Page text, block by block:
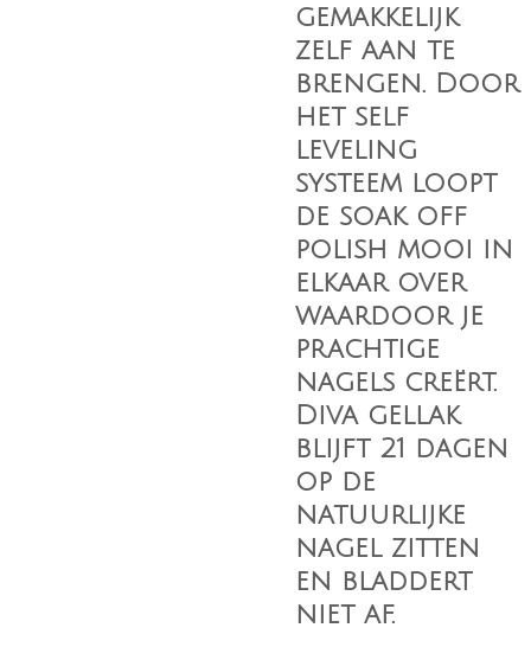
gemakkelijk
zelf aan te
brengen. Door
het self
leveling
systeem loopt
de soak off
polish mooi in
elkaar over
waardoor je
prachtige
nagels creërt.
Diva gellak
blijft 21 dagen
op de
natuurlijke
nagel zitten
en bladdert
niet af.